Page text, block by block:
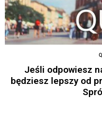
Jeśli odpowiesz
będziesz lepszy od